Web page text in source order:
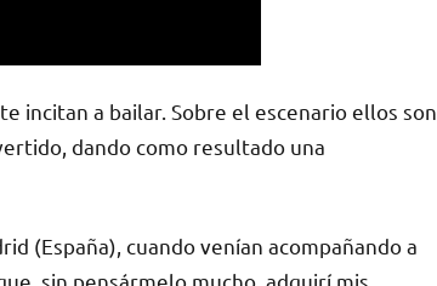
incitan a bailar. Sobre el escenario ellos son
dando como resultado una
(España), cuando venían acompañando a
sin pensármelo mucho, adquirí mis